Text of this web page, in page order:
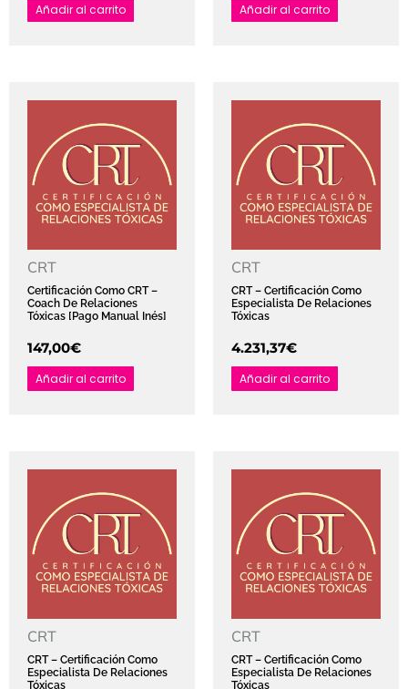
Añadir al carrito Añadir al carrito
CRT
Certificación Como CRT –
Coach De Relaciones
Tóxicas [pago Manual Inés]
147,00€
Añadir al carrito
CRT
CRT – Certificación Como
Especialista De Relaciones
Tóxicas
4.231,37€
Añadir al carrito
CRT
CRT – Certificación Como
Especialista De Relaciones
Tóxicas
CRT
CRT – Certificación Como
Especialista De Relaciones
Tóxicas